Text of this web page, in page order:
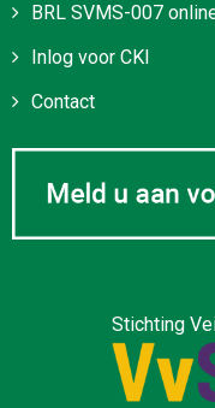
BRL SVMS-007
Inlog voor CKI
Contact
Stichting